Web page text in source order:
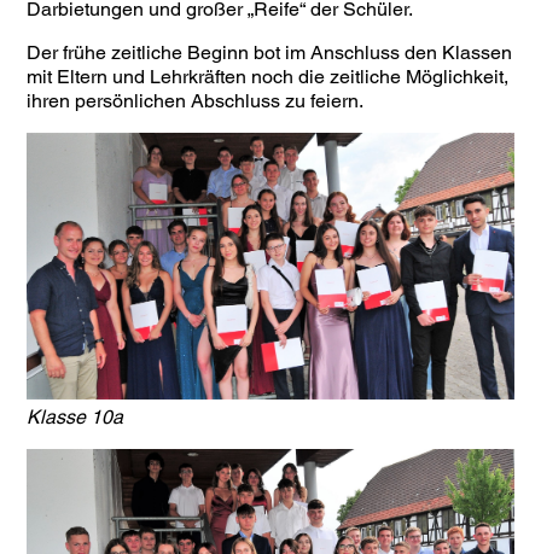
Darbietungen und großer „Reife“ der Schüler.
Der frühe zeitliche Beginn bot im Anschluss den Klassen
mit Eltern und Lehrkräften noch die zeitliche Möglichkeit,
ihren persönlichen Abschluss zu feiern.
Klasse 10a